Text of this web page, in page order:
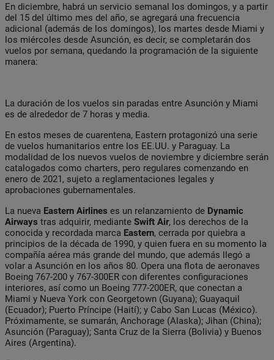
En diciembre, habrá un servicio semanal los domingos, y a partir
del 15 del último mes del año, se agregará una frecuencia
adicional (además de los domingos), los martes desde Miami y
los miércoles desde Asunción, es decir, se completarán dos
vuelos por semana, quedando la programación de la siguiente
manera:
La duración de los vuelos sin paradas entre Asunción y Miami
es de alrededor de 7 horas y media.
En estos meses de cuarentena, Eastern protagonizó una serie
de vuelos humanitarios entre los EE.UU. y Paraguay. La
modalidad de los nuevos vuelos de noviembre y diciembre serán
catalogados como charters, pero regulares comenzando en
enero de 2021, sujeto a reglamentaciones legales y
aprobaciones gubernamentales.
La nueva Eastern Airlines es un relanzamiento de Dynamic
Airways tras adquirir, mediante Swift Air, los derechos de la
conocida y recordada marca Eastern, cerrada por quiebra a
principios de la década de 1990, y quien fuera en su momento la
compañía aérea más grande del mundo, que además llegó a
volar a Asunción en los años 80. Opera una flota de aeronaves
Boeing 767-200 y 767-300ER con diferentes configuraciones
interiores, así como un Boeing 777-200ER, que conectan a
Miami y Nueva York con Georgetown (Guyana); Guayaquil
(Ecuador); Puerto Príncipe (Haití); y Cabo San Lucas (México).
Próximamente, se sumarán, Anchorage (Alaska); Jihan (China);
Asunción (Paraguay); Santa Cruz de la Sierra (Bolivia) y Buenos
Aires (Argentina).